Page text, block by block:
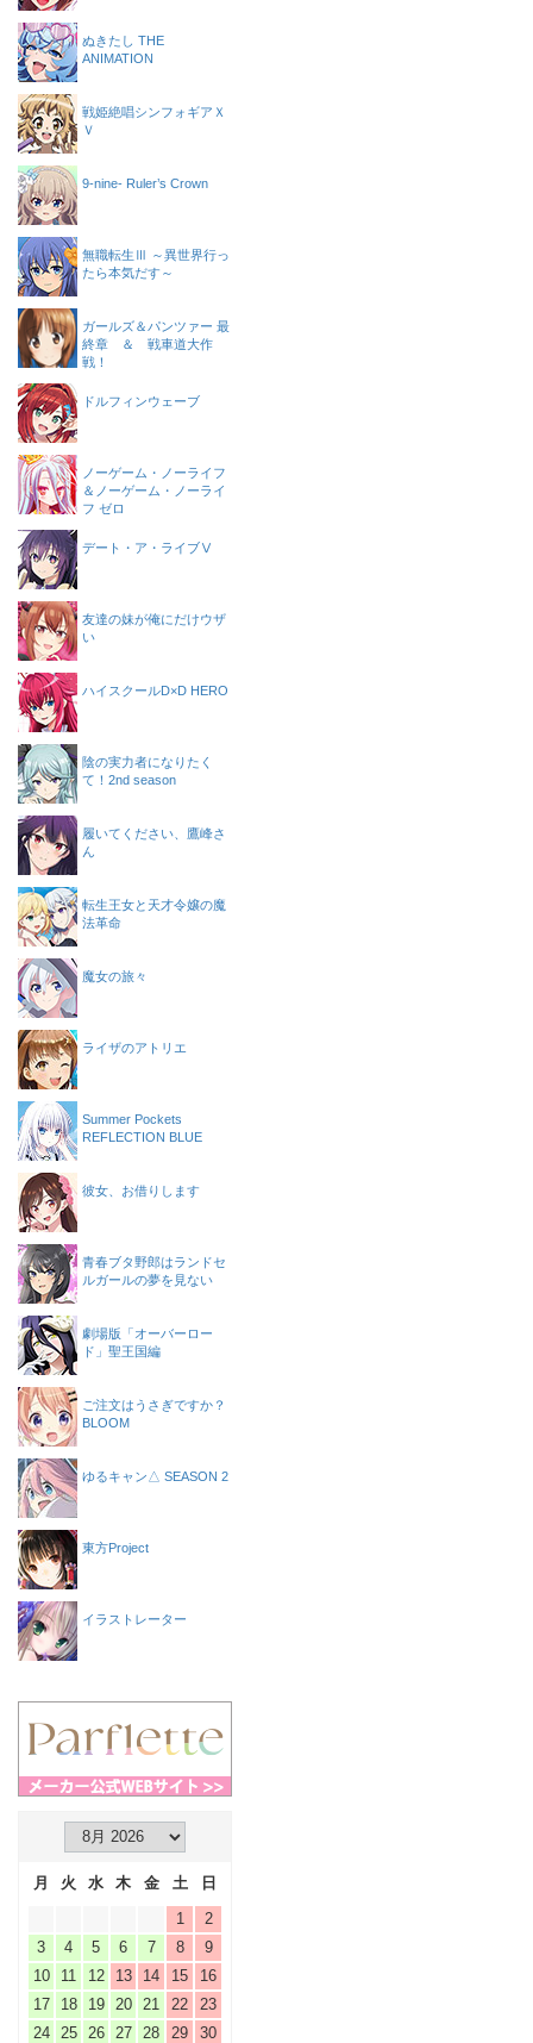
ぬきたし THE
ANIMATION
戦姫絶唱シンフォギアＸ
Ｖ
9-nine- Ruler’s Crown
無職転生Ⅲ ～異世界行っ
たら本気だす～
ガールズ＆パンツァー 最
終章 ＆ 戦車道大作
戦！
ドルフィンウェーブ
ノーゲーム・ノーライフ
＆ノーゲーム・ノーライ
フ ゼロ
デート・ア・ライブⅤ
友達の妹が俺にだけウザ
い
ハイスクールD×D HERO
陰の実力者になりたく
て！2nd season
履いてください、鷹峰さ
ん
転生王女と天才令嬢の魔
法革命
魔女の旅々
ライザのアトリエ
Summer Pockets
REFLECTION BLUE
彼女、お借りします
青春ブタ野郎はランドセ
ルガールの夢を見ない
劇場版「オーバーロー
ド」聖王国編
ご注文はうさぎですか？
BLOOM
ゆるキャン△ SEASON 2
東方Project
イラストレーター
月 火 水 木 金 土
日
1
2
3
4 5 6 7 8
9
10
11 12 13 14 15
16
17
18 19 20 21 22
23
24
25 26 27 28 29
30